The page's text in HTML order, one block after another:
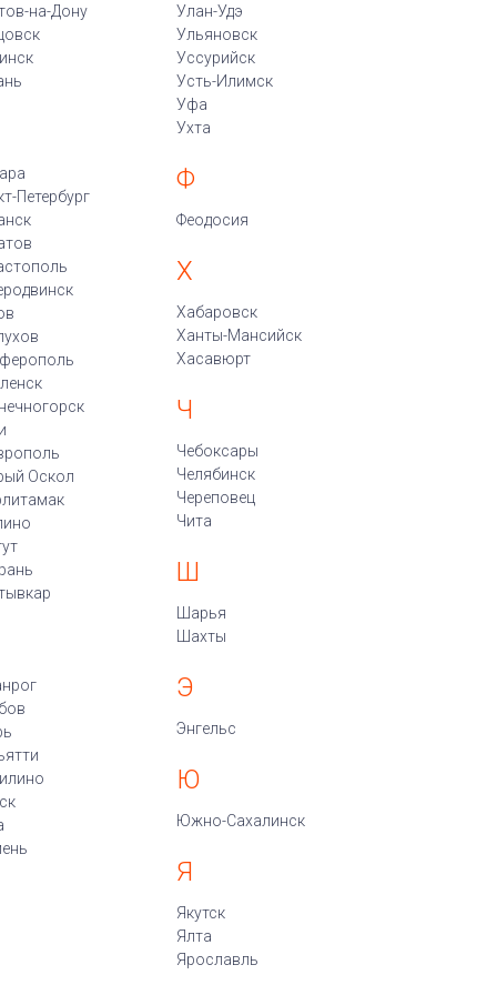
на-Дону
Петербург
Оскол
Улан-Удэ
Ульяновск
Уссурийск
Усть-Илимск
Уфа
Ухта
Ф
Феодосия
Х
Хабаровск
Ханты-Мансийск
Хасавюрт
Ч
Чебоксары
Челябинск
Череповец
Чита
Ш
Шарья
Шахты
Э
Энгельс
Ю
Южно-Сахалинск
Я
Якутск
Ялта
Ярославль